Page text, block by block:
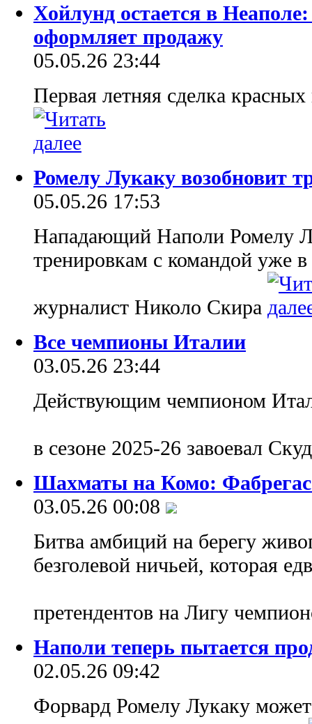
Хойлунд остается в
оформляет продажу
05.05.26 23:44
Первая летняя сделка
Ромелу Лукаку возобновит
05.05.26 17:53
Нападающий Наполи Ромелу
тренировкам с командой уже
журналист Николо Скира
Все чемпионы Италии
03.05.26 23:44
Действующим чемпионом
в сезоне 2025-26 завоевал
Шахматы на Комо:
03.05.26 00:08
Битва амбиций на берегу
безголевой ничьей, которая
претендентов на Лигу
Наполи теперь пытается
02.05.26 09:42
Форвард Ромелу Лукаку